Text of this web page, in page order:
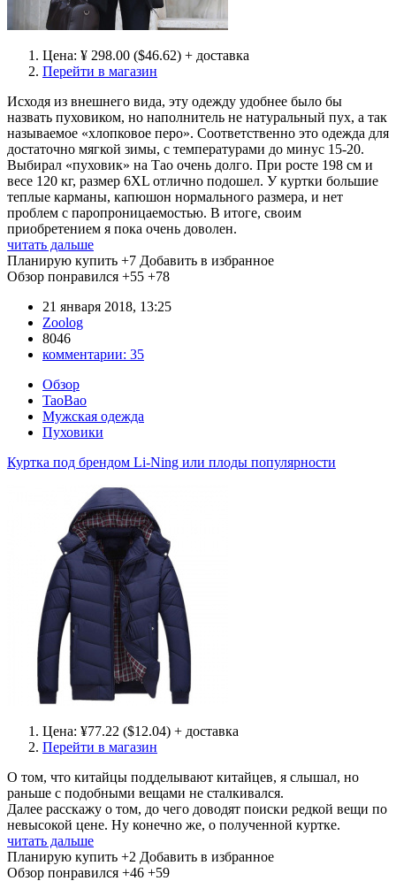
Цена: ¥ 298.00 ($46.62) + доставка
Перейти в магазин
Исходя из внешнего вида, эту одежду удобнее было бы
назвать пуховиком, но наполнитель не натуральный пух, а так
называемое «хлопковое перо». Соответственно это одежда для
достаточно мягкой зимы, с температурами до минус 15-20.
Выбирал «пуховик» на Тао очень долго. При росте 198 см и
весе 120 кг, размер 6XL отлично подошел. У куртки большие
теплые карманы, капюшон нормального размера, и нет
проблем с паропроницаемостью. В итоге, своим
приобретением я пока очень доволен.
читать дальше
Планирую купить +7 Добавить в избранное
Обзор понравился +55 +78
21 января 2018, 13:25
Zoolog
8046
комментарии: 35
Обзор
TaoBao
Мужская одежда
Пуховики
Куртка под брендом Li-Ning или плоды популярности
Цена: ¥77.22 ($12.04) + доставка
Перейти в магазин
О том, что китайцы подделывают китайцев, я слышал, но
раньше с подобными вещами не сталкивался.
Далее расскажу о том, до чего доводят поиски редкой вещи по
невысокой цене. Ну конечно же, о полученной куртке.
читать дальше
Планирую купить +2 Добавить в избранное
Обзор понравился +46 +59